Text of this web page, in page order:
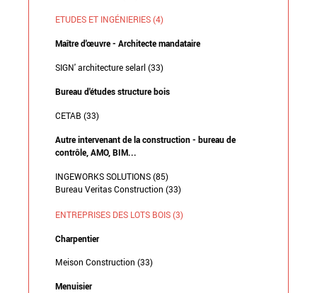
ETUDES ET INGÉNIERIES (4)
Maître d'œuvre - Architecte mandataire
SIGN' architecture selarl (33)
Bureau d'études structure bois
CETAB (33)
Autre intervenant de la construction - bureau de
contrôle, AMO, BIM...
INGEWORKS SOLUTIONS (85)
Bureau Veritas Construction (33)
ENTREPRISES DES LOTS BOIS (3)
Charpentier
Meison Construction (33)
Menuisier